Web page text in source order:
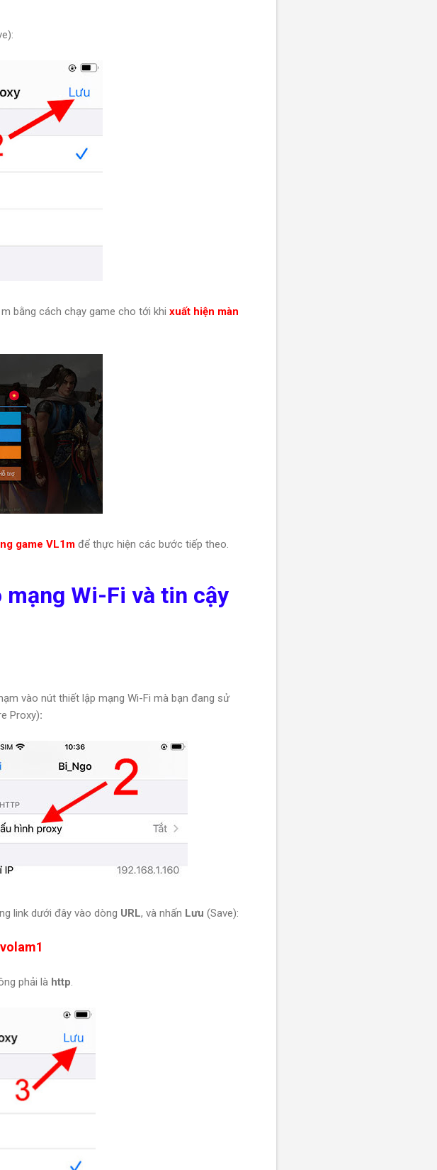
bằng cách chạy game cho tới khi xuất hiện màn
game VL1m để thực hiện các bước tiếp theo.
Wi-Fi và tin cậy
vào nút thiết lập mạng Wi-Fi mà bạn đang sử
Proxy):
link dưới đây vào dòng URL, và nhấn Lưu (Save):
phải là http.